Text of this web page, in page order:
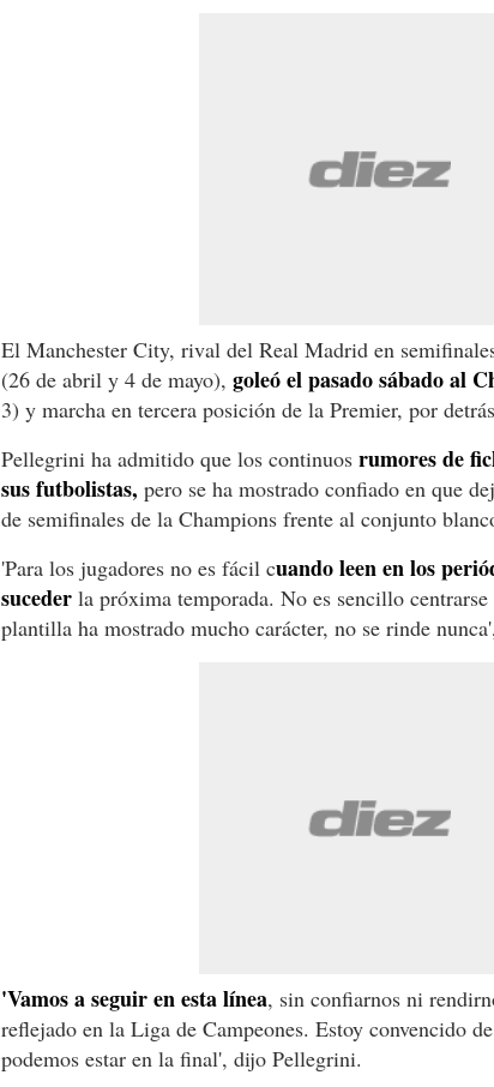
El Manchester City, rival del Real Madrid en
(26 de abril y 4 de mayo), goleó el pasado sábado al
3) y marcha en tercera posición de la Premier, por
Pellegrini ha admitido que los continuos rumores de
sus futbolistas, pero se ha mostrado confiado en que
de semifinales de la Champions frente al conjunto
'Para los jugadores no es fácil cuando leen en los
suceder la próxima temporada. No es sencillo
plantilla ha mostrado mucho carácter, no se rinde
'Vamos a seguir en esta línea, sin confiarnos ni
reflejado en la Liga de Campeones. Estoy convencido
podemos estar en la final', dijo Pellegrini.